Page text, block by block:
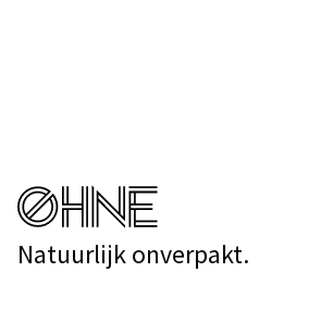
Natuurlijk onverpakt.